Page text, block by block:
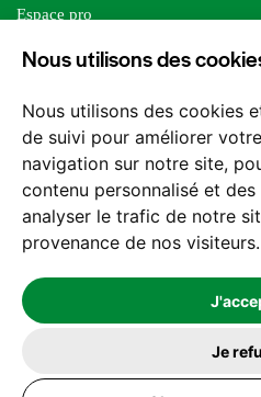
Nous utilisons des
Nous utilisons des cookies
de suivi pour améliorer
navigation sur notre site,
contenu personnalisé et
analyser le trafic de notre
provenance de nos visiteurs.
Je
Espace pro
Foreign rights
Nous contacter
2026 -© Les Editions l'Harmattan. Tous